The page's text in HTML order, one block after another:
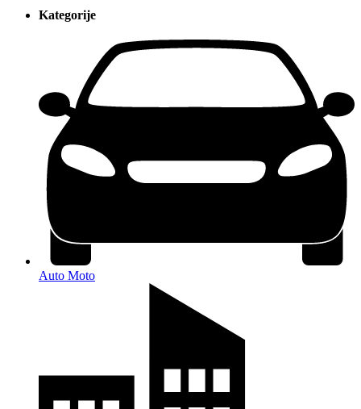
Kategorije
Auto Moto